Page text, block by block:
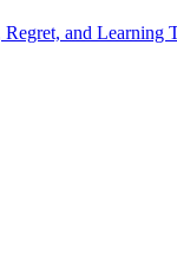
and Learning